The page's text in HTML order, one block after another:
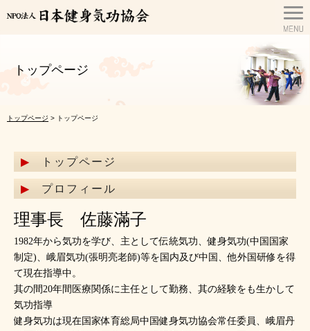
トップページ
トップページ > トップページ
トップページ
プロフィール
理事長 佐藤滿子
1982年から気功を学び、主として伝統気功、健身気功(中国国家
制定)、峨眉気功(張明亮老師)等を国内及び中国、他外国研修を得
て現在指導中。
其の間20年間医療関係に主任として勤務、其の経験をも生かして
気功指導
健身気功は現在国家体育総局中国健身気功協会常任委員、峨眉丹